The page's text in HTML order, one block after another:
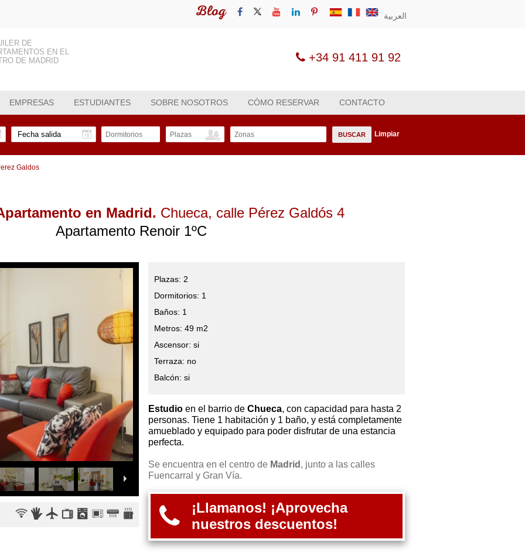
العربية Blog
DE
EN EL
DE MADRID
+34 91 411 91 92
EMPRESAS ESTUDIANTES SOBRE NOSOTROS CÓMO RESERVAR CONTACTO
Dormitorios Plazas Zonas BUSCAR Limpiar
Galdos
en Madrid. Chueca, calle Pérez Galdós 4
Apartamento Renoir 1ºC
Plazas: 2
Dormitorios: 1
Baños: 1
Metros: 49 m2
Ascensor: si
Terraza: no
Balcón: si
Estudio en el barrio de Chueca, con capacidad para hasta 2
personas. Tiene 1 habitación y 1 baño, y está completamente
amueblado y equipado para poder disfrutar de una estancia
perfecta.
Se encuentra en el centro de Madrid , junto a las calles
Fuencarral y Gran Vía.
¡Llamanos! ¡Aprovecha
nuestros descuentos!